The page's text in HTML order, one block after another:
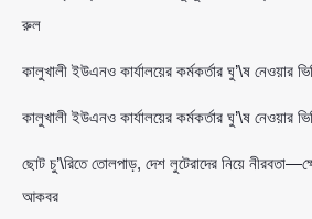
রুল
কালুখালী ইউএনও কার্যালয়ের কর্মকর্তার ঘু’\ষ নেওয়ার
কালুখালী ইউএনও কার্যালয়ের কর্মকর্তার ঘু’\ষ নেওয়ার
ছোট চু’\রিতে তোলপাড়, দেশ লুটেরাদের নিয়ে
আকবর